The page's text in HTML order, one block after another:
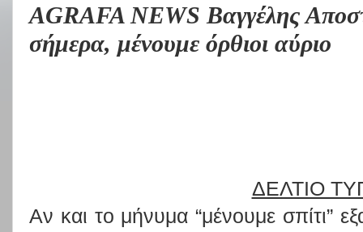
AGRAFA NEWS Βαγγέλης
σήμερα, μένουμε όρθιοι αύριο
ΔΕΛΤΙΟ
Αν και το μήνυμα “μένουμε σπίτι”